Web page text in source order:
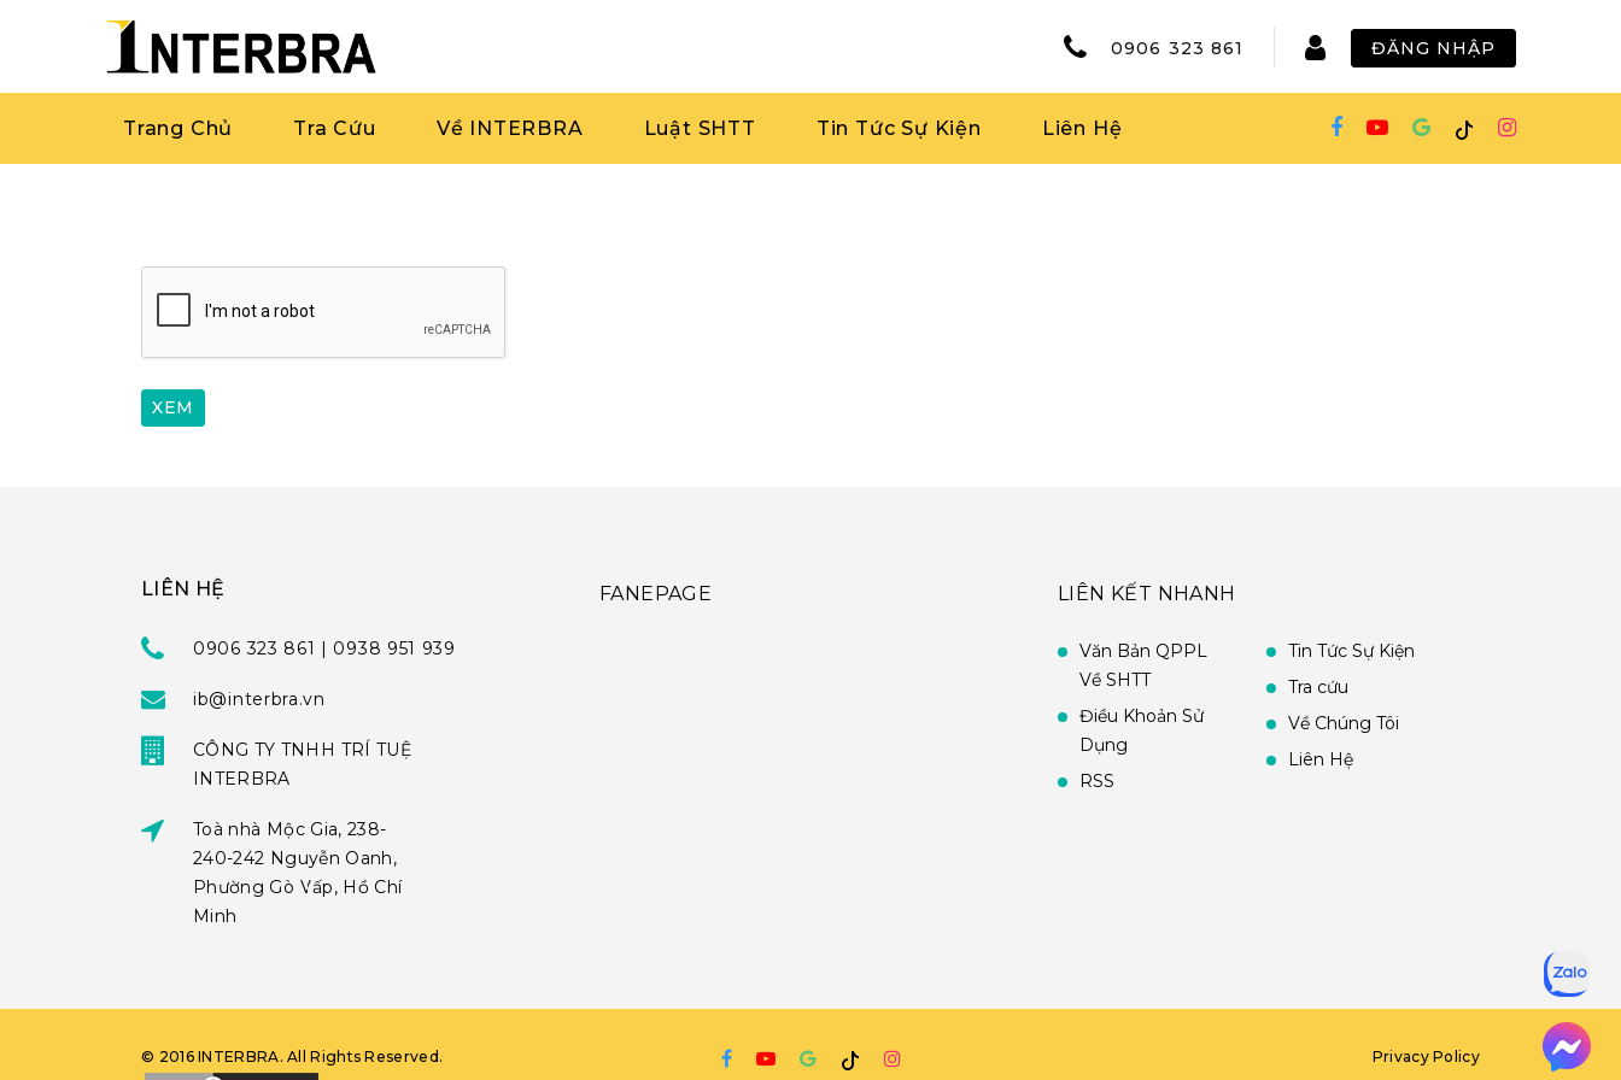
0906 323 861 ĐĂNG NHẬP
Trang Chủ Tra Cứu Về INTERBRA Luật SHTT Tin Tức Sự Kiện Liên Hệ
LIÊN HỆ
0906 323 861 | 0938 951 939
ib@interbra.vn
CÔNG TY TNHH TRÍ TUỆ
INTERBRA
Toà nhà Mộc Gia, 238-
240-242 Nguyễn Oanh,
Phường Gò Vấp, Hồ Chí
Minh
FANEPAGE LIÊN KẾT NHANH
Văn Bản QPPL
Về SHTT
Điều Khoản Sử
Dụng
RSS
Tin Tức Sự Kiện
Tra cứu
Về Chúng Tôi
Liên Hệ
© 2016 INTERBRA. All Rights Reserved. Privacy Policy